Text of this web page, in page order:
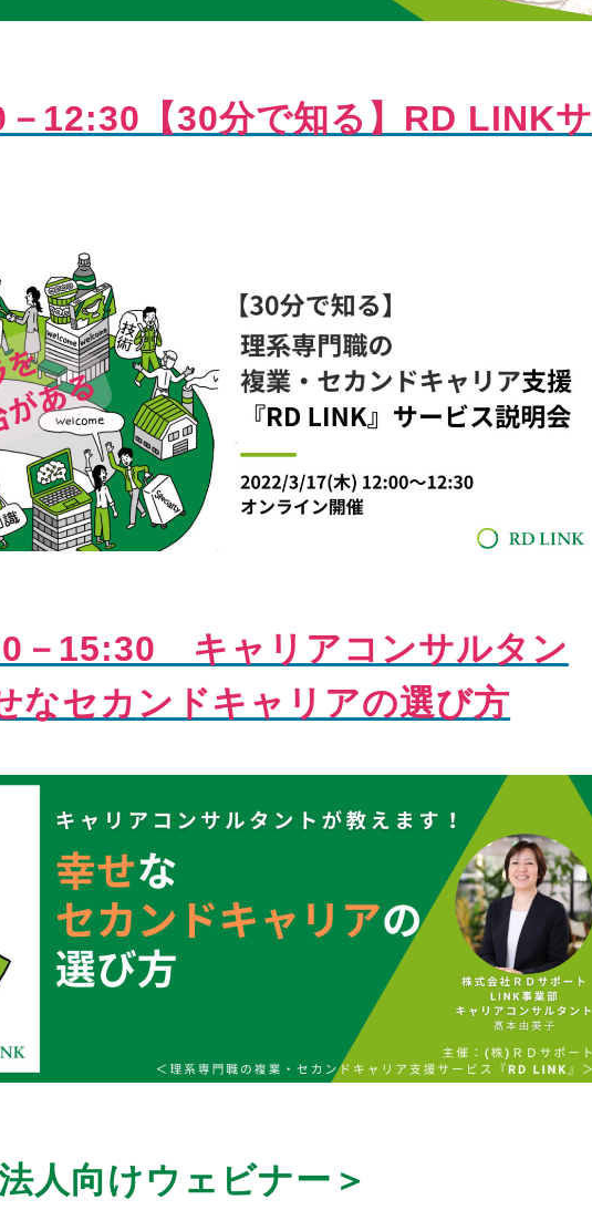
12:30【30分で知る】RD LINKサ
－15:30 キャリアコンサルタン
なセカ ンドキャリアの選び方
人向けウェビナー＞